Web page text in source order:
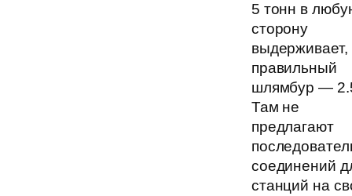
5 тонн в
сторону
выдерживает,
правильный
шлямбур —
Там не
предлагают
соединений
станций на